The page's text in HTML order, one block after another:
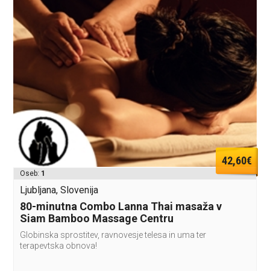
42,60€
Oseb: 1
Ljubljana, Slovenija
80-minutna Combo Lanna Thai masaža v
Siam Bamboo Massage Centru
Globinska sprostitev, ravnovesje telesa in uma ter
terapevtska obnova!